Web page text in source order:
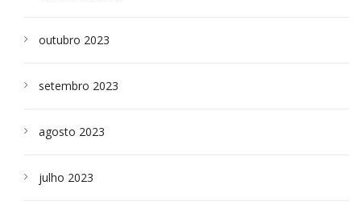
outubro 2023
setembro 2023
agosto 2023
julho 2023